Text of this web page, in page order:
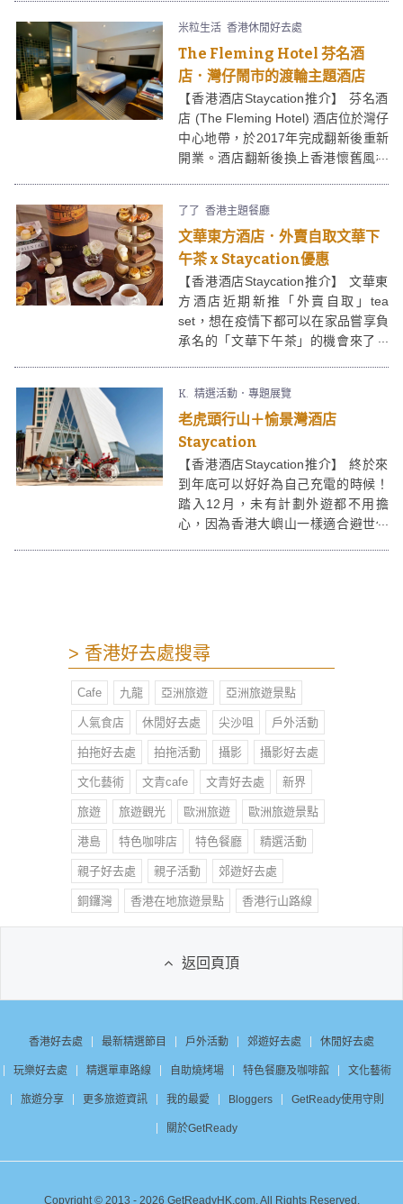
囂，但又怕熱怕蚊蟲的朋友。Park
Nature Hillside 世外桃源位於新界北
區打鼓嶺，附近一帶都是山區及少量
民居，勝在環境清幽，讓你可暫時放
下煩惱，好好享受一下大自然的寧
靜。
米粒生活 香港休閒好去處
The Fleming Hotel 芬名酒
店．灣仔鬧市的渡輪主題酒店
【香港酒店Staycation推介】 芬名酒
店 (The Fleming Hotel) 酒店位於灣仔
中心地帶，於2017年完成翻新後重新
開業。酒店翻新後換上香港懷舊風格
質，由酒店招牌、外牆、升降機、走
廊、窗口、接待處，細至房間門牌、
房鑰卡套、房內設計、傢俬及擺設、
燈具都貫徹懷舊雅致的風格，彷彿時
光倒流身處於船艙，給客人一個難忘
的時光旅行。
了了 香港主題餐廳
文華東方酒店．外賣自取文華下
午茶 x Staycation優惠
【香港酒店Staycation推介】 文華東
方酒店近期新推「外賣自取」tea
set，想在疫情下都可以在家品嘗享負
承名的「文華下午茶」的機會來了，
K. 精選活動．專題展覽
老虎頭行山＋愉景灣酒店
Staycation
【香港酒店Staycation推介】 終於來
到年底可以好好為自己充電的時候！
踏入12月，未有計劃外遊都不用擔
心，因為香港大嶼山一樣適合避世休
宿優惠，過一個本地「北」一樣的節
日！
> 香港好去處搜尋
Cafe 九龍 亞洲旅遊 亞洲旅遊景點
人氣食店 休閒好去處 尖沙咀 戶外活動
拍拖好去處 拍拖活動 攝影 攝影好去處
文化藝術 文青cafe 文青好去處 新界
旅遊 旅遊觀光 歐洲旅遊 歐洲旅遊景點
港島 特色咖啡店 特色餐廳 精選活動
親子好去處 親子活動 郊遊好去處
銅鑼灣 香港在地旅遊景點 香港行山路線
返回頁頂
香港好去處 最新精選節目 戶外活動 郊遊好去處 休閒好去處
玩樂好去處 精選單車路線 自助燒烤場 特色餐廳及咖啡館 文化藝術
旅遊分享 更多旅遊資訊 我的最愛 Bloggers GetReady使用守則
關於GetReady
Copyright © 2013 - 2026 GetReadyHK.com. All Rights Reserved.